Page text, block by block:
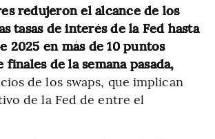
redujeron el alcance de los
tasas de interés de la Fed hasta
2025 en más de 10 puntos
finales de la semana pasada,
de los swaps, que implican
de la Fed de entre el